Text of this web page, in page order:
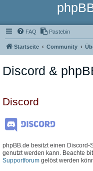
FAQ Pastebin
Startseite Community
Discord &
Discord
phpBB.de besitzt einen Discord-
genutzt werden kann. Beachte
Supportforum gelöst werden